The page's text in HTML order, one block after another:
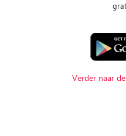
Verder naar